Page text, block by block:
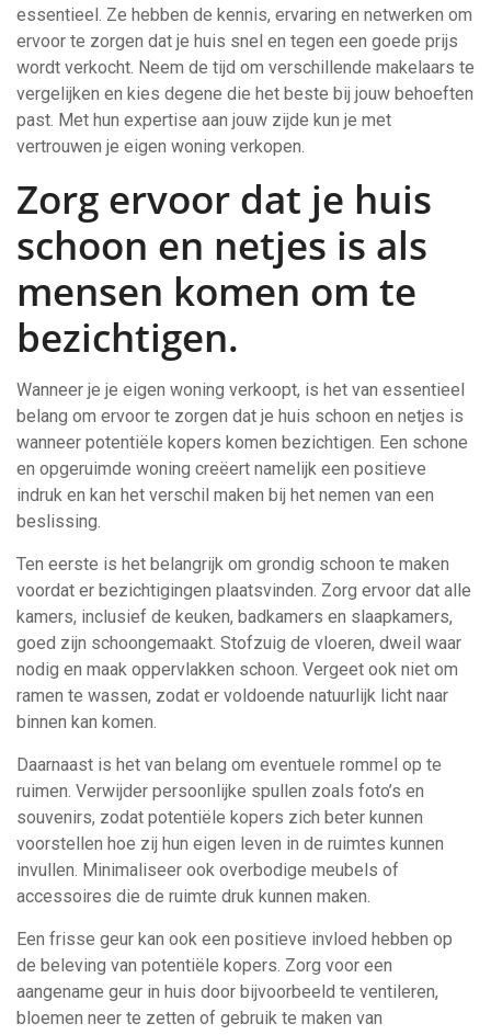
essentieel. Ze hebben de kennis, ervaring en netwerken om
ervoor te zorgen dat je huis snel en tegen een goede prijs
wordt verkocht. Neem de tijd om verschillende makelaars te
vergelijken en kies degene die het beste bij jouw behoeften
past. Met hun expertise aan jouw zijde kun je met
vertrouwen je eigen woning verkopen.
Zorg ervoor dat je huis
schoon en netjes is als
mensen komen om te
bezichtigen.
Wanneer je je eigen woning verkoopt, is het van essentieel
belang om ervoor te zorgen dat je huis schoon en netjes is
wanneer potentiële kopers komen bezichtigen. Een schone
en opgeruimde woning creëert namelijk een positieve
indruk en kan het verschil maken bij het nemen van een
beslissing.
Ten eerste is het belangrijk om grondig schoon te maken
voordat er bezichtigingen plaatsvinden. Zorg ervoor dat alle
kamers, inclusief de keuken, badkamers en slaapkamers,
goed zijn schoongemaakt. Stofzuig de vloeren, dweil waar
nodig en maak oppervlakken schoon. Vergeet ook niet om
ramen te wassen, zodat er voldoende natuurlijk licht naar
binnen kan komen.
Daarnaast is het van belang om eventuele rommel op te
ruimen. Verwijder persoonlijke spullen zoals foto’s en
souvenirs, zodat potentiële kopers zich beter kunnen
voorstellen hoe zij hun eigen leven in de ruimtes kunnen
invullen. Minimaliseer ook overbodige meubels of
accessoires die de ruimte druk kunnen maken.
Een frisse geur kan ook een positieve invloed hebben op
de beleving van potentiële kopers. Zorg voor een
aangename geur in huis door bijvoorbeeld te ventileren,
bloemen neer te zetten of gebruik te maken van